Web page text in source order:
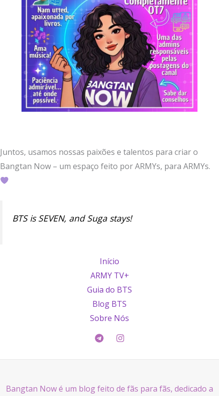
Juntos, usamos nossas paixões e talentos para criar o
Bangtan Now – um espaço feito por ARMYs, para ARMYs.
BTS is SEVEN, and Suga stays!
Início
ARMY TV+
Guia do BTS
Blog BTS
Sobre Nós
Bangtan Now é um blog feito de fãs para fãs, dedicado a